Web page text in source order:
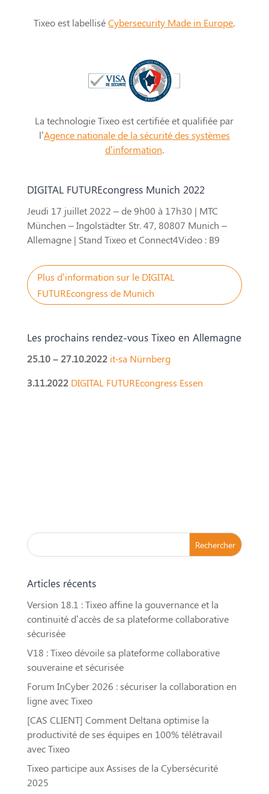
Tixeo est labelliséCybersecurity Made in Europe.
La technologie Tixeo est certifiée et qualifiée par
l’Agence nationale de la sécurité des systèmes
d’information.
DIGITAL FUTUREcongress Munich 2022
Jeudi 17 juillet 2022 – de 9h00 à 17h30 | MTC
München – Ingolstädter Str. 47, 80807 Munich –
Allemagne | Stand Tixeo et Connect4Video : B9
Plus d’information sur le DIGITAL
FUTUREcongress de Munich
Les prochains rendez-vous Tixeo en Allemagne
25.10 – 27.10.2022 it-sa Nürnberg
3.11.2022 DIGITAL FUTUREcongress Essen
Articles récents
Version 18.1 : Tixeo affine la gouvernance et la
continuité d’accès de sa plateforme collaborative
sécurisée
V18 : Tixeo dévoile sa plateforme collaborative
souveraine et sécurisée
Forum InCyber 2026 : sécuriser la collaboration en
ligne avec Tixeo
[CAS CLIENT] Comment Deltana optimise la
productivité de ses équipes en 100% télétravail
avec Tixeo
Tixeo participe aux Assises de la Cybersécurité
2025